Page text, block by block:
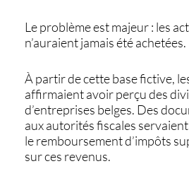
Le problème est majeur : les
n’auraient jamais été achetées.
À partir de cette base fictive,
affirmaient avoir perçu des
d’entreprises belges. Des
aux autorités fiscales
le remboursement d’impôts
sur ces revenus.